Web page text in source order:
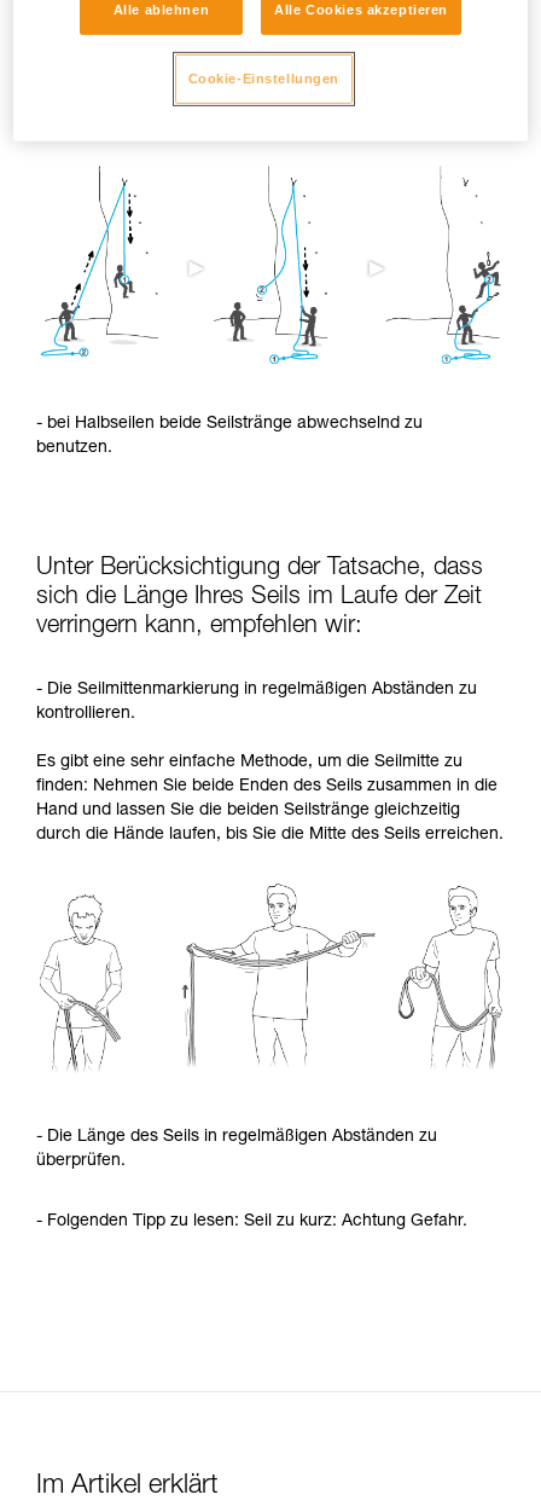
Um diese Schrumpfung zu reduzieren,
empfehlen wir:
- bei Halbseilen beide Seilstränge abwechselnd zu
benutzen.
Unter Berücksichtigung der Tatsache, dass
sich die Länge Ihres Seils im Laufe der Zeit
verringern kann, empfehlen wir:
- Die Seilmittenmarkierung in regelmäßigen Abständen zu
kontrollieren.
Es gibt eine sehr einfache Methode, um die Seilmitte zu
finden: Nehmen Sie beide Enden des Seils zusammen in die
Hand und lassen Sie die beiden Seilstränge gleichzeitig
durch die Hände laufen, bis Sie die Mitte des Seils erreichen.
- Die Länge des Seils in regelmäßigen Abständen zu
überprüfen.
- Folgenden Tipp zu lesen: Seil zu kurz: Achtung Gefahr.
Im Artikel erklärt
Alle ablehnen Alle Cookies akzeptieren
Cookie-Einstellungen